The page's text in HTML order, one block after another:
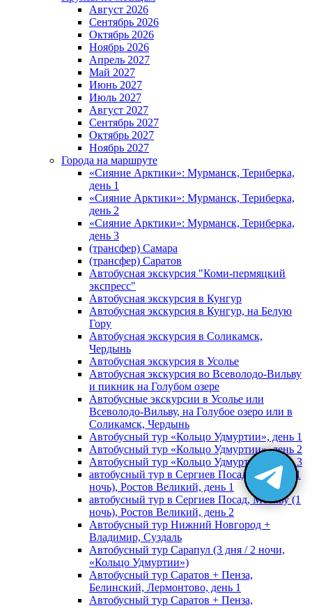
Август 2026
Сентябрь 2026
Октябрь 2026
Ноябрь 2026
Апрель 2027
Май 2027
Июнь 2027
Июль 2027
Август 2027
Сентябрь 2027
Октябрь 2027
Ноябрь 2027
Города на маршруте
«Сияние Арктики»: Мурманск, Териберка,
день 1
«Сияние Арктики»: Мурманск, Териберка,
день 2
«Сияние Арктики»: Мурманск, Териберка,
день 3
(трансфер) Самара
(трансфер) Саратов
Автобусная экскурсия "Коми-пермяцкий
экспресс"
Автобусная экскурсия в Кунгур
Автобусная экскурсия в Кунгур, на Белую
Гору
Автобусная экскурсия в Соликамск,
Чердынь
Автобусная экскурсия в Усолье
Автобусная экскурсия во Всеволодо-Вильву
и пикник на Голубом озере
Автобусные экскурсии в Усолье или
Всеволодо-Вильву, на Голубое озеро или в
Соликамск, Чердынь
Автобусный тур «Кольцо Удмуртии», день 1
Автобусный тур «Кольцо Удмуртии», день 2
Автобусный тур «Кольцо Удмуртии», день 3
автобусный тур в Сергиев Посад, Москву (1
ночь), Ростов Великий, день 1
автобусный тур в Сергиев Посад, Москву (1
ночь), Ростов Великий, день 2
Автобусный тур Нижний Новгород +
Владимир, Суздаль
Автобусный тур Сарапул (3 дня / 2 ночи,
«Кольцо Удмуртии»)
Автобусный тур Саратов + Пенза,
Белинский, Лермонтово, день 1
Автобусный тур Саратов + Пенза,